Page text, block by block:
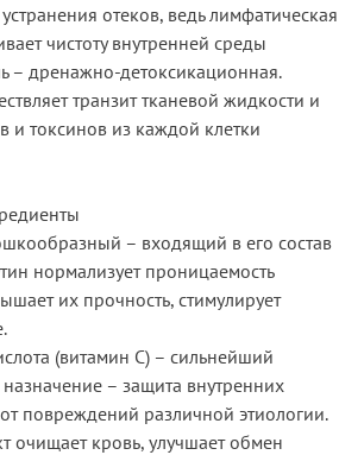
отеков, ведь лимфатическая
чистоту внутренней среды
– дренажно-детоксикационная.
транзит тканевой жидкости и
и токсинов из каждой клетки
– входящий в его состав
нормализует проницаемость
их прочность, стимулирует
(витамин С) – сильнейший
назначение – защита внутренних
повреждений различной этиологии.
очищает кровь, улучшает обмен